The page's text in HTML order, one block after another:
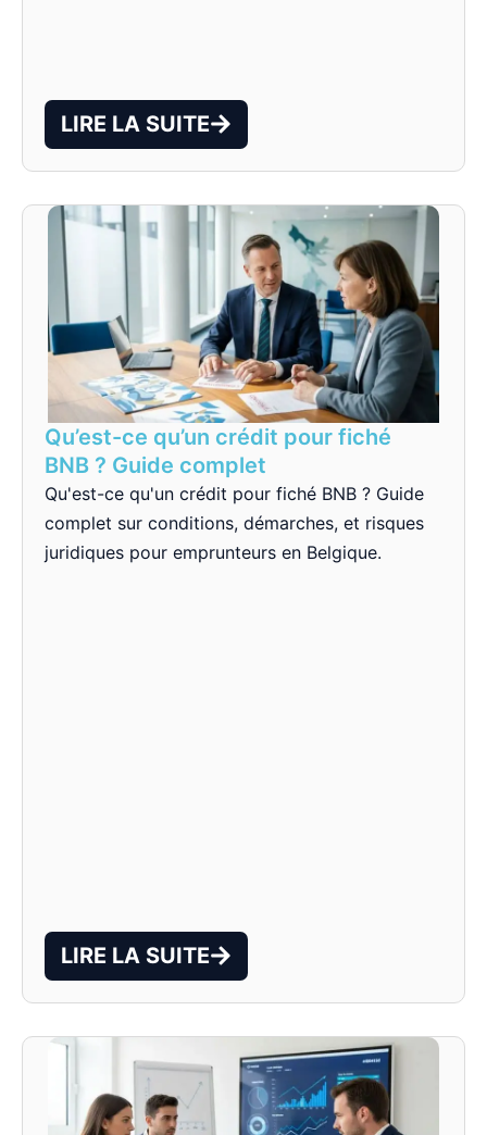
LIRE LA SUITE
Qu’est-ce qu’un crédit pour fiché
BNB ? Guide complet
Qu'est-ce qu'un crédit pour fiché BNB ? Guide
complet sur conditions, démarches, et risques
juridiques pour emprunteurs en Belgique.
LIRE LA SUITE